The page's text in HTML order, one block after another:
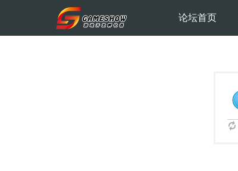
论坛首页